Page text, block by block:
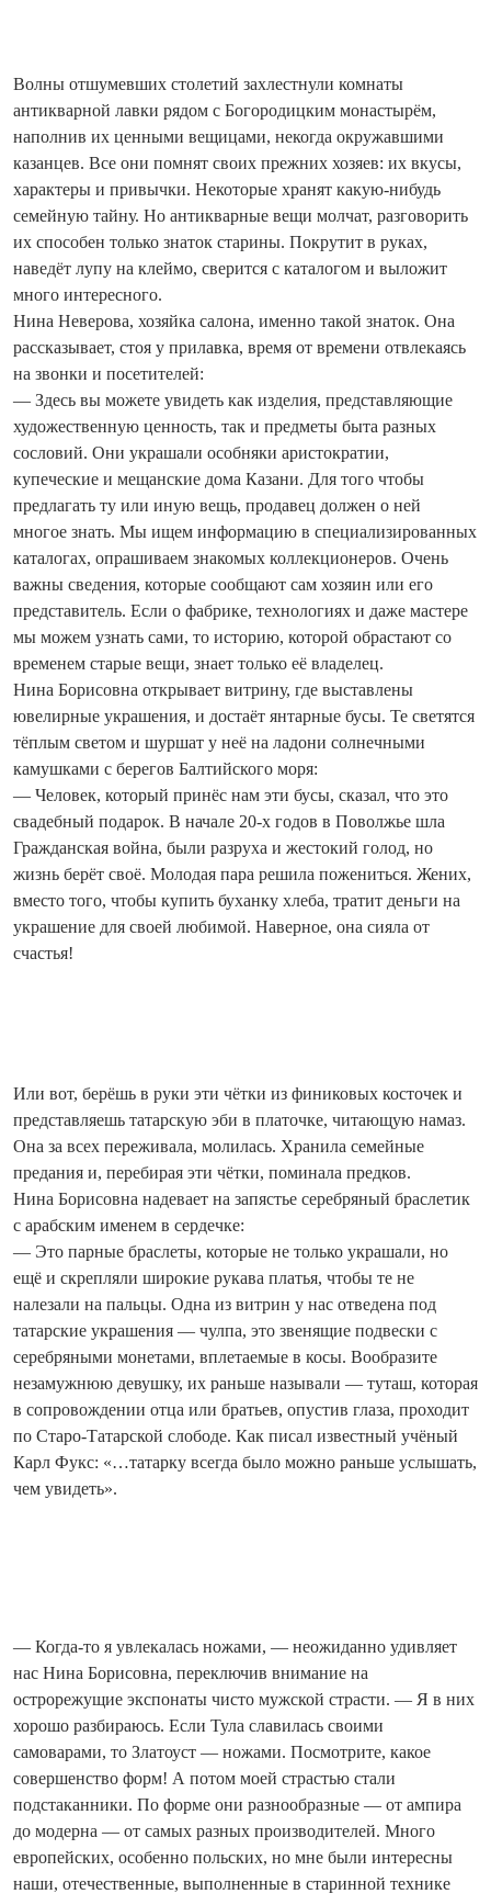
Волны отшумевших столетий захлестнули комнаты
антикварной лавки рядом с Богородицким монастырём,
наполнив их ценными вещицами, некогда окружавшими
казанцев. Все они помнят своих прежних хозяев: их вкусы,
характеры и привычки. Некоторые хранят какую-нибудь
семейную тайну. Но антикварные вещи молчат, разговорить
их способен только знаток старины. Покрутит в руках,
наведёт лупу на клеймо, сверится с каталогом и выложит
много интересного.
Нина Неверова, хозяйка салона, именно такой знаток. Она
рассказывает, стоя у прилавка, время от времени отвлекаясь
на звонки и посетителей:
— Здесь вы можете увидеть как изделия, представляющие
художественную ценность, так и предметы быта разных
сословий. Они украшали особняки аристократии,
купеческие и мещанские дома Казани. Для того чтобы
предлагать ту или иную вещь, продавец должен о ней
многое знать. Мы ищем информацию в специализированных
каталогах, опрашиваем знакомых коллекционеров. Очень
важны сведения, которые сообщают сам хозяин или его
представитель. Если о фабрике, технологиях и даже мастере
мы можем узнать сами, то историю, которой обрастают со
временем старые вещи, знает только её владелец.
Нина Борисовна открывает витрину, где выставлены
ювелирные украшения, и достаёт янтарные бусы. Те светятся
тёплым светом и шуршат у неё на ладони солнечными
камушками с берегов Балтийского моря:
— Человек, который принёс нам эти бусы, сказал, что это
свадебный подарок. В начале 20-х годов в Поволжье шла
Гражданская война, были разруха и жестокий голод, но
жизнь берёт своё. Молодая пара решила пожениться. Жених,
вместо того, чтобы купить буханку хлеба, тратит деньги на
украшение для своей любимой. Наверное, она сияла от
счастья!
Или вот, берёшь в руки эти чётки из финиковых косточек и
представляешь татарскую эби в платочке, читающую намаз.
Она за всех переживала, молилась. Хранила семейные
предания и, перебирая эти чётки, поминала предков.
Нина Борисовна надевает на запястье серебряный браслетик
с арабским именем в сердечке:
— Это парные браслеты, которые не только украшали, но
ещё и скрепляли широкие рукава платья, чтобы те не
налезали на пальцы. Одна из витрин у нас отведена под
татарские украшения — чулпа, это звенящие подвески с
серебряными монетами, вплетаемые в косы. Вообразите
незамужнюю девушку, их раньше называли — туташ, которая
в сопровождении отца или братьев, опустив глаза, проходит
по Старо-Татарской слободе. Как писал известный учёный
Карл Фукс: «…татарку всегда было можно раньше услышать,
чем увидеть».
— Когда-то я увлекалась ножами, — неожиданно удивляет
нас Нина Борисовна, переключив внимание на
острорежущие экспонаты чисто мужской страсти. — Я в них
хорошо разбираюсь. Если Тула славилась своими
самоварами, то Златоуст — ножами. Посмотрите, какое
совершенство форм! А потом моей страстью стали
подстаканники. По форме они разнообразные — от ампира
до модерна — от самых разных производителей. Много
европейских, особенно польских, но мне были интересны
наши, ­отечественные, выполненные в старинной технике